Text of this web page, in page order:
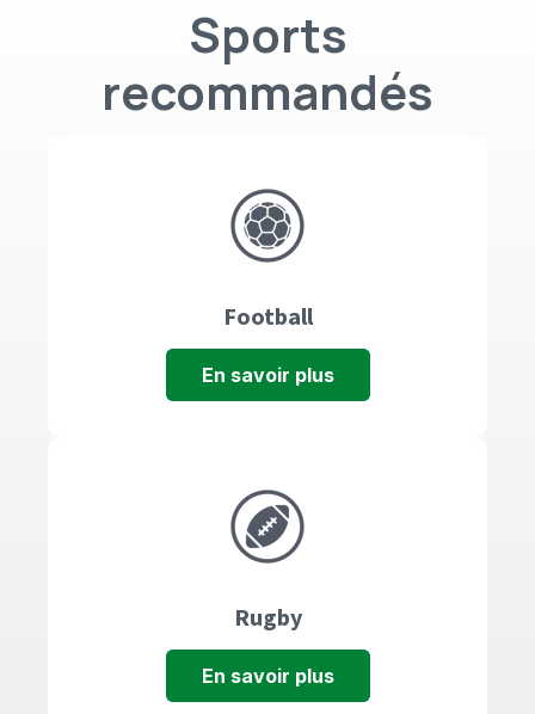
Sports
recommandés
Football
En savoir plus
Rugby
En savoir plus